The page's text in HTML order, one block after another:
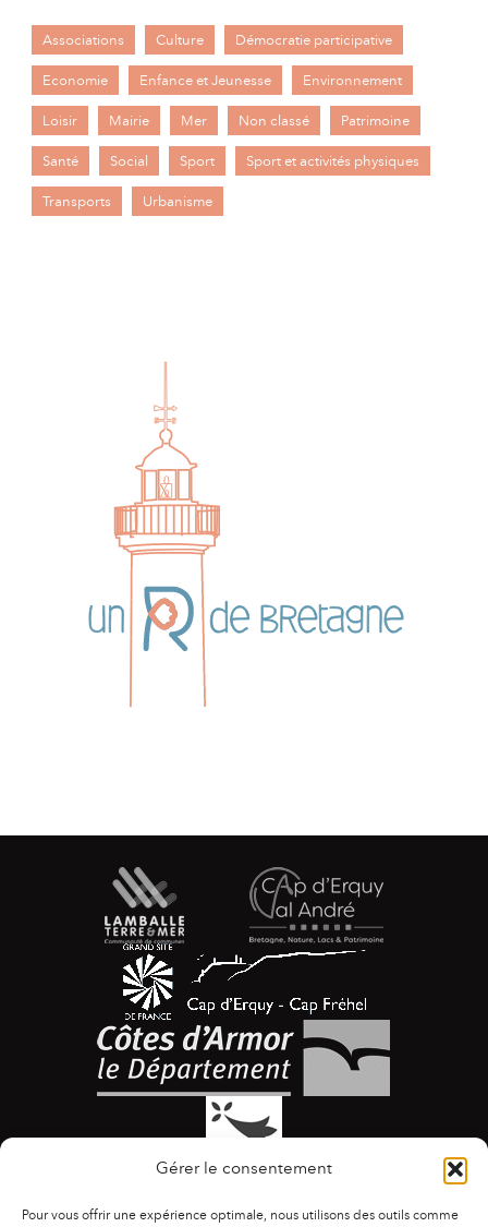
Gérer le consentement
Pour vous offrir une expérience optimale, nous utilisons des outils comme
Associations Culture Démocratie participative
Economie Enfance et Jeunesse Environnement
Loisir Mairie Mer Non classé Patrimoine
Santé Social Sport Sport et activités physiques
Transports Urbanisme